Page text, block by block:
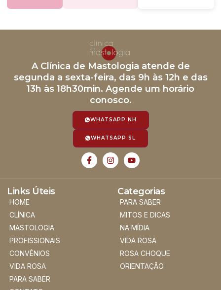
A Clínica de Mastologia atende de
segunda a sexta-feira, das 9h às 12h e das
13h às 18h30min. Agende um horário
conosco.
WHATSAPP NH
WHATSAPP SL
Links Úteis
HOME
CLÍNICA
MASTOLOGIA
PROFISSIONAIS
CONVÊNIOS
VIDA ROSA
PARA SABER
Categorias
PARA SABER
MITOS E DICAS
NA MÍDIA
VIDA ROSA
ROSA CHOQUE
ORIENTAÇÃO